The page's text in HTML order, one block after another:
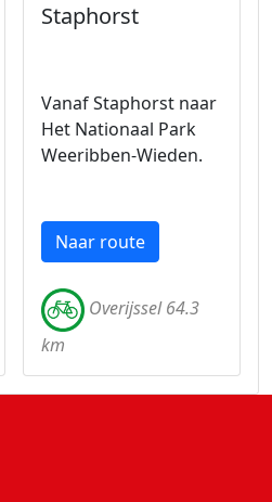
Staphorst
Vanaf Staphorst naar
Het Nationaal Park
Weeribben-Wieden.
Naar route
Overijssel 64.3
km